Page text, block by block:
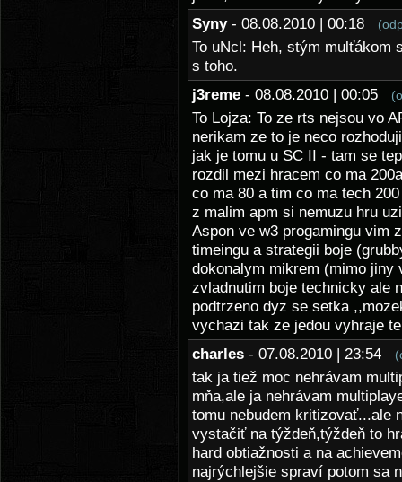
Syny - 08.08.2010 | 00:18
To uNcl: Heh, stým mulťákom
s toho.
j3reme - 08.08.2010 | 00:05
To Lojza: To ze rts nejsou vo
nerikam ze to je neco
jak je tomu u SC II - tam se
rozdil mezi hracem co ma
co ma 80 a tim co ma tech
z malim apm si nemuzu hru
Aspon ve w3 progamingu vim
timeingu a strategii boje
dokonalym mikrem (mimo jiny
zvladnutim boje technicky ale
podtrzeno dyz se setka
vychazi tak ze jedou vyhraje
charles - 07.08.2010 | 23:54
tak ja tiež moc nehrávam
mňa,ale ja nehrávam
tomu nebudem kritizovať...ale
vystačiť na týždeň,týždeň to
hard obtiažnosti a na
najrýchlejšie spraví potom sa